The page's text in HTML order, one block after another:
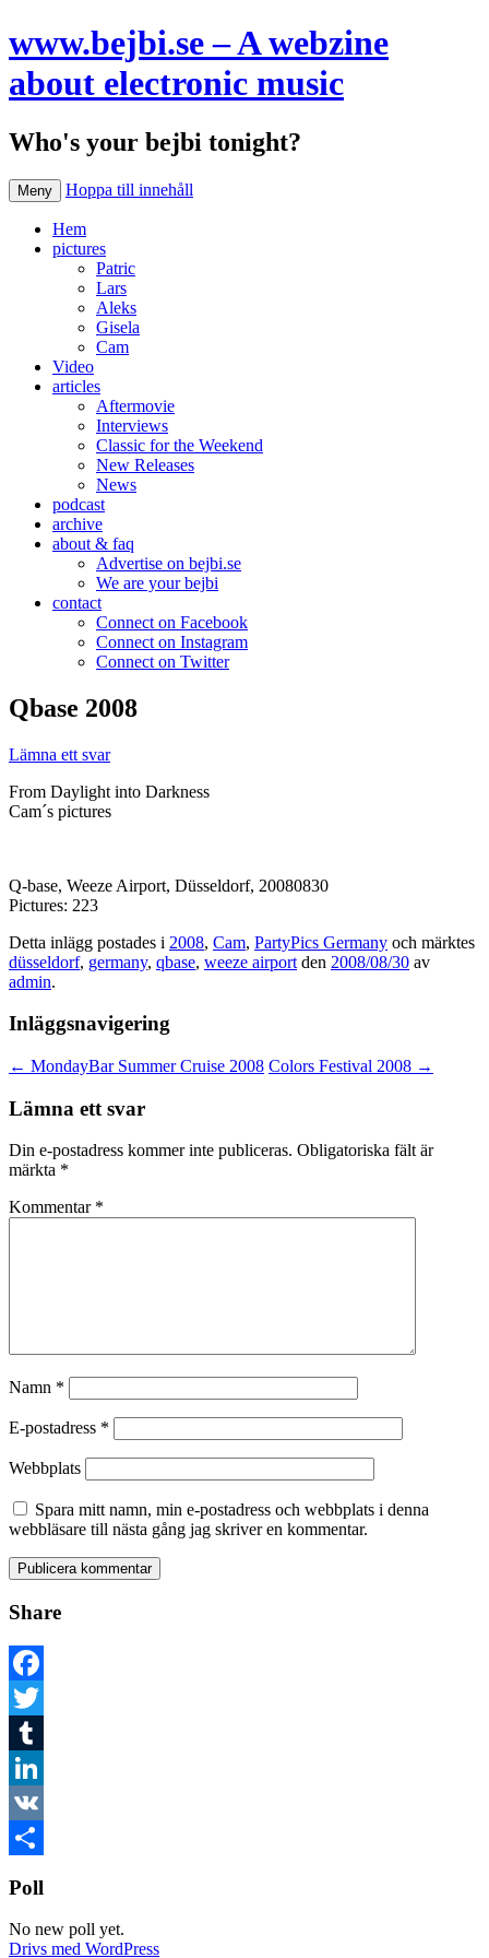
www.bejbi.se – A webzine
about electronic music
Who's your bejbi tonight?
Meny Hoppa till innehåll
Hem
pictures
Patric
Lars
Aleks
Gisela
Cam
Video
articles
Aftermovie
Interviews
Classic for the Weekend
New Releases
News
podcast
archive
about & faq
Advertise on bejbi.se
We are your bejbi
contact
Connect on Facebook
Connect on Instagram
Connect on Twitter
Qbase 2008
Lämna ett svar
From Daylight into Darkness
Cam´s pictures
Q-base, Weeze Airport, Düsseldorf, 20080830
Pictures: 223
Detta inlägg postades i 2008, Cam, PartyPics Germany och märktes
düsseldorf, germany, qbase, weeze airport den 2008/08/30 av
admin.
Inläggsnavigering
← MondayBar Summer Cruise 2008 Colors Festival 2008 →
Lämna ett svar
Din e-postadress kommer inte publiceras. Obligatoriska fält är
märkta *
Kommentar *
Namn *
E-postadress *
Webbplats
Spara mitt namn, min e-postadress och webbplats i denna
webbläsare till nästa gång jag skriver en kommentar.
Share
Facebook
Twitter
Tumblr
LinkedIn
VK
Poll
No new poll yet.
Drivs med WordPress